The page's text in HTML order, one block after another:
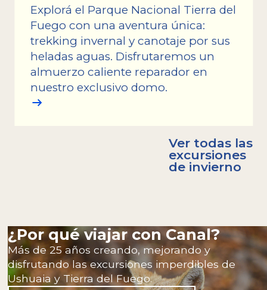
Explorá el Parque Nacional Tierra del
Fuego con una aventura única:
trekking invernal y canotaje por sus
heladas aguas. Disfrutaremos un
almuerzo caliente reparador en
nuestro exclusivo domo.
Ver todas las
excursiones
de invierno
¿Por qué viajar con Canal?
Más de 25 años creando, mejorando y
disfrutando las excursiones imperdibles de
Ushuaia y Tierra del Fuego.